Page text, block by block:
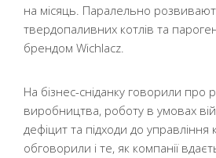
на місяць. Паралельно
твердопаливних котлів та
брендом Wichlacz.
На бізнес-сніданку говорили про
виробництва, роботу в умовах
дефіцит та підходи до
обговорили і те, як компанії